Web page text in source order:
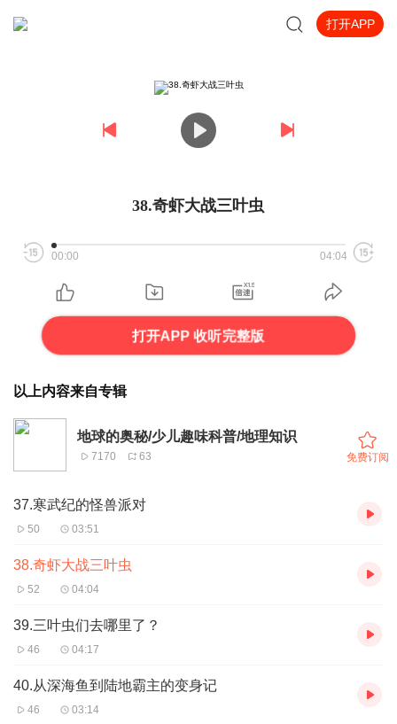
打开APP
38.奇虾大战三叶虫
00:00 04:04
打开APP 收听完整版
以上内容来自专辑
地球的奥秘/少儿趣味科普/地理知识
7170 63 免费订阅
37.寒武纪的怪兽派对
50 03:51
38.奇虾大战三叶虫
52 04:04
39.三叶虫们去哪里了？
46 04:17
40.从深海鱼到陆地霸主的变身记
46 03:14